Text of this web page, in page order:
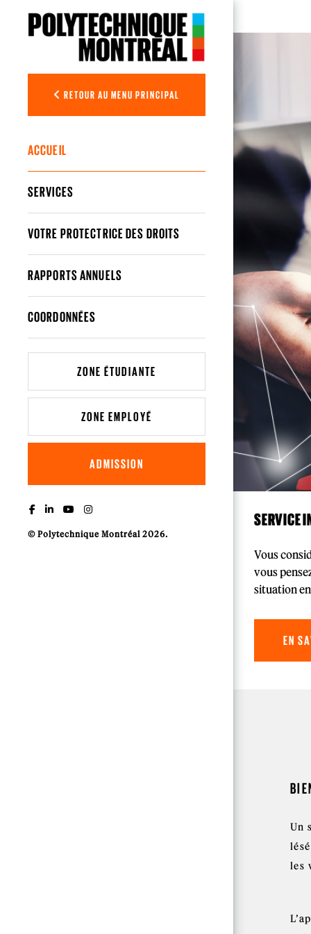
RETOUR AU MENU PRINCIPAL
ACCUEIL
SERVICES
VOTRE PROTECTRICE DES DROITS
RAPPORTS ANNUELS
COORDONNÉES
ZONE ÉTUDIANTE
ZONE EMPLOYÉ
ADMISSION
© Polytechnique Montréal 2026.
SERVICE
Vous
vous
situation
EN
Un
les